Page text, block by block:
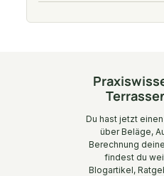
Du hast jetzt
über Beläge,
Berechnung
findest du
Blogartikel,